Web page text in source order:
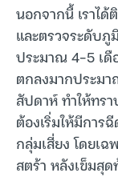
นอกจากนี้ เราไ
และตรวจระดับภู
ประมาณ 4-5 เดื
ตกลงมากประม
สัปดาห์ ทำให้ทร
ต้องเริ่มให้มีการ
กลุ่มเสี่ยง โดยเ
สตร้า หลังเข็มสุ